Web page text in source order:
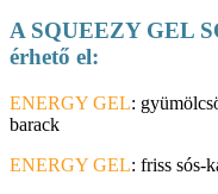
A SQUEEZY GEL
érhető el:
ENERGY GEL:
barack
ENERGY GEL: friss sós-